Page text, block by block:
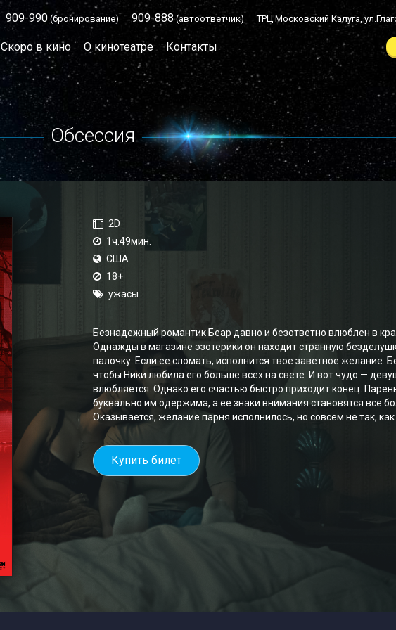
909-990 (бронирование) 909-888(автоответчик) ТРЦ Московский Калуга,
Скоро в кино О кинотеатре Контакты
Обсессия
2D
1ч.49мин.
США
18+
ужасы
Безнадежный романтик Беар давно и безответно влюблен в
Однажды в магазине эзотерики он находит странную
палочку. Если ее сломать, исполнится твое заветное желание.
чтобы Ники любила его больше всех на свете. И вот чудо —
влюбляется. Однако его счастью быстро приходит конец.
буквально им одержима, а ее знаки внимания становятся все
Оказывается, желание парня исполнилось, но совсем не так, как
Купить билет